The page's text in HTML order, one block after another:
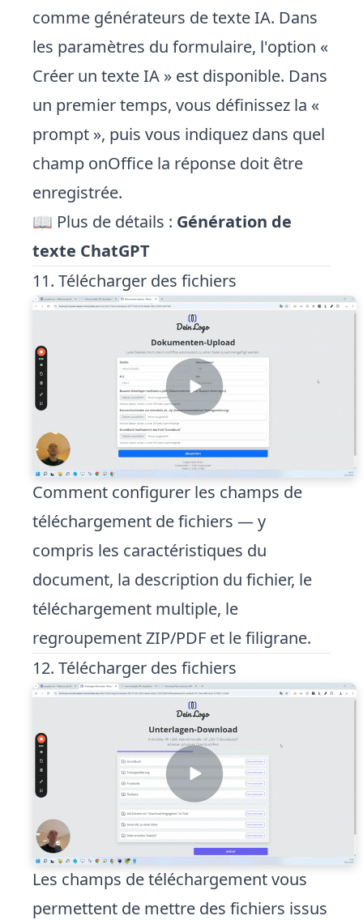
comme générateurs de texte IA. Dans
les paramètres du formulaire, l'option «
Créer un texte IA » est disponible. Dans
un premier temps, vous définissez la «
prompt », puis vous indiquez dans quel
champ onOffice la réponse doit être
enregistrée.
📖 Plus de détails : Génération de
texte ChatGPT
11. Télécharger des fichiers
Comment configurer les champs de
téléchargement de fichiers — y
compris les caractéristiques du
document, la description du fichier, le
téléchargement multiple, le
regroupement ZIP/PDF et le filigrane.
12. Télécharger des fichiers
Les champs de téléchargement vous
permettent de mettre des fichiers issus